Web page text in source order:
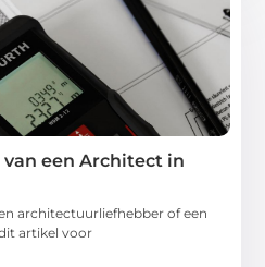
een Architect in
architectuurliefhebber of een
artikel voor